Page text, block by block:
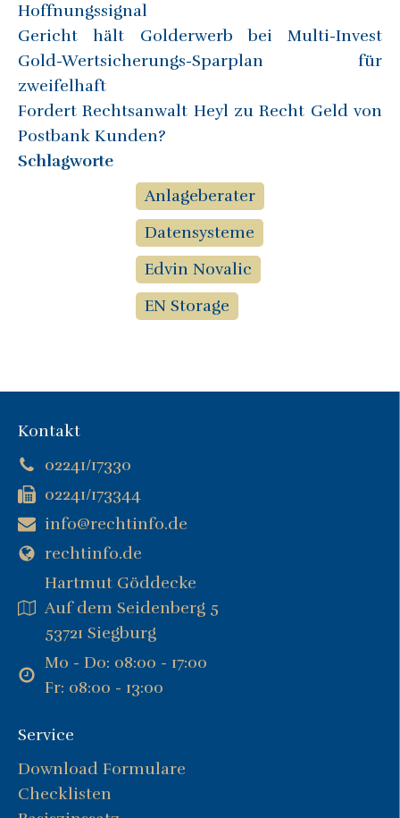
Hoffnungssignal
Gericht hält Golderwerb bei Multi-Invest
Gold-Wertsicherungs-Sparplan für
zweifelhaft
Fordert Rechtsanwalt Heyl zu Recht Geld von
Postbank Kunden?
Schlagworte
Anlageberater
Datensysteme
Edvin Novalic
EN Storage
Kontakt
02241/17330
02241/173344
info@rechtinfo.de
rechtinfo.de
Hartmut Göddecke
Auf dem Seidenberg 5
53721 Siegburg
Mo - Do: 08:00 - 17:00
Fr: 08:00 - 13:00
Service
Download Formulare
Checklisten